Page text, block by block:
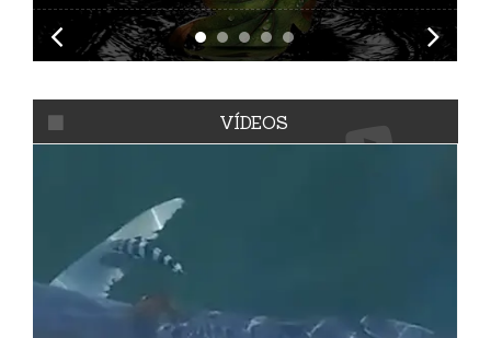
VÍDEOS